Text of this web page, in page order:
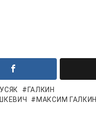
ГАЛКИН
МАКСИМ ГАЛКИН